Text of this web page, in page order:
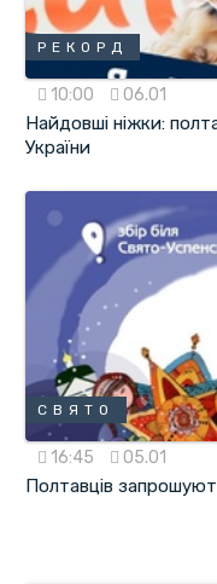
РЕКОРД
10:00 06.01
Найдовші ніжки:
України
СВЯТО
16:45 05.01
Полтавців